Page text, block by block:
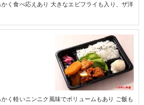
く食べ応えあり 大きなエビフライも入り、ザ洋
く軽いニンニク風味でボリュームもあり ご飯も